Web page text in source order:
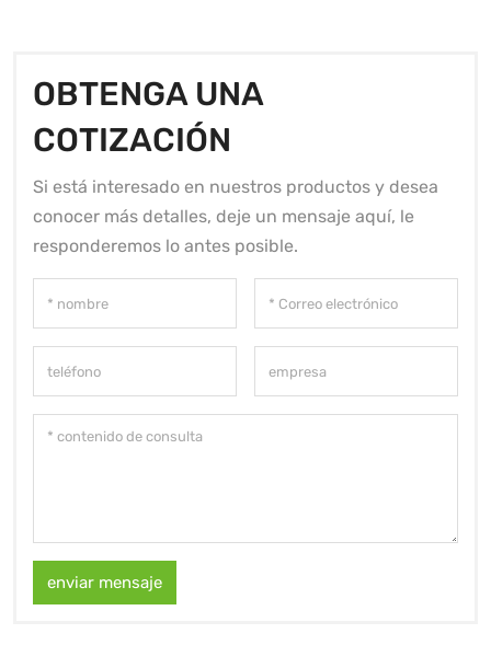
OBTENGA UNA
COTIZACIÓN
Si está interesado en nuestros productos y desea
conocer más detalles, deje un mensaje aquí, le
responderemos lo antes posible.
enviar mensaje